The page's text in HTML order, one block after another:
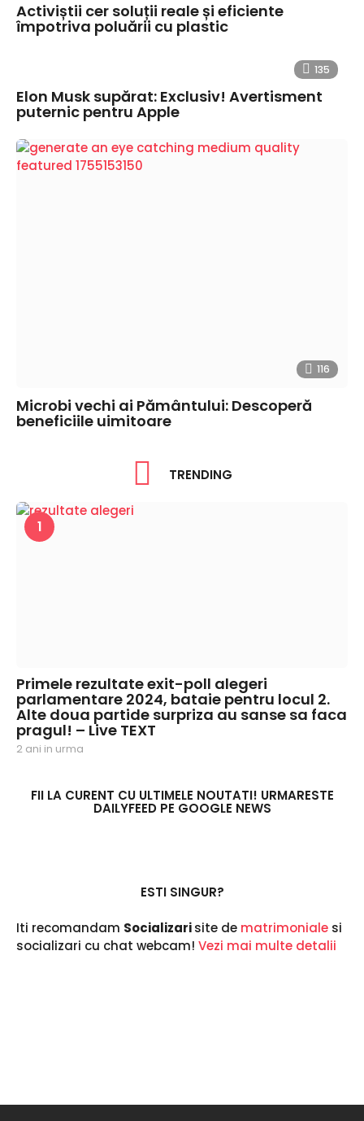
Activiștii cer soluții reale și eficiente
împotriva poluării cu plastic
135
Elon Musk supărat: Exclusiv! Avertisment
puternic pentru Apple
116
Microbi vechi ai Pământului: Descoperă
beneficiile uimitoare
TRENDING
1
Primele rezultate exit-poll alegeri
parlamentare 2024, bataie pentru locul 2.
Alte doua partide surpriza au sanse sa faca
pragul! – Live TEXT
2 ani in urma
i
FII LA CURENT CU ULTIMELE NOUTATI! URMARESTE
DAILYFEED PE GOOGLE NEWS
ESTI SINGUR?
Iti recomandam Socializarisite de matrimoniale si
socializari cu chat webcam! Vezi mai multe detalii